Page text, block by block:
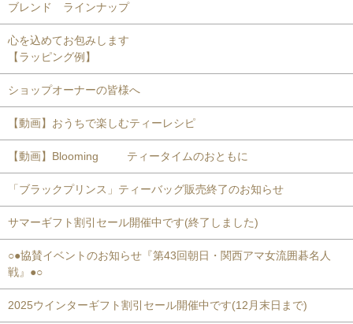
ブレンド ラインナップ
心を込めてお包みします
【ラッピング例】
ショップオーナーの皆様へ
【動画】おうちで楽しむティーレシピ
【動画】Blooming ティータイムのおともに
「ブラックプリンス」ティーバッグ販売終了のお知らせ
サマーギフト割引セール開催中です(終了しました)
○●協賛イベントのお知らせ『第43回朝日・関西アマ女流囲碁名人
戦』●○
2025ウインターギフト割引セール開催中です(12月末日まで)